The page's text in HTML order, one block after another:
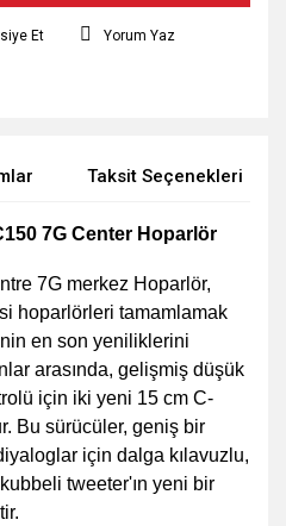
Et Yorum Yaz
Taksit Seçenekleri
7G Center Hoparlör
7G merkez Hoparlör,
hoparlörleri tamamlamak
en son yeniliklerini
arasında, gelişmiş düşük
için iki yeni 15 cm C-
Bu sürücüler, geniş bir
için dalga kılavuzlu,
tweeter'ın yeni bir